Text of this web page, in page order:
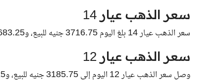
سعر الذهب عيار 14
سعر الذهب عيار 14 بلغ اليوم 3716.75 جنيه للبيع، و3683.25 جنيه للشراء.
سعر الذهب عيار 12
وصل سعر الذهب عيار 12 اليوم إلى 3185.75 جنيه للبيع، و3157.25 جنيه للشراء.